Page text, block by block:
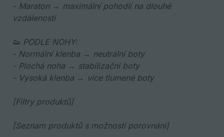
- Maraton → maximální pohodlí na dlouhé
vzdálenosti
👟 PODLE NOHY:
- Normální klenba → neutrální boty
- Plochá noha → stabilizační boty
- Vysoká klenba → více tlumené boty
[Filtry produktů]
[Seznam produktů s možností porovnání]